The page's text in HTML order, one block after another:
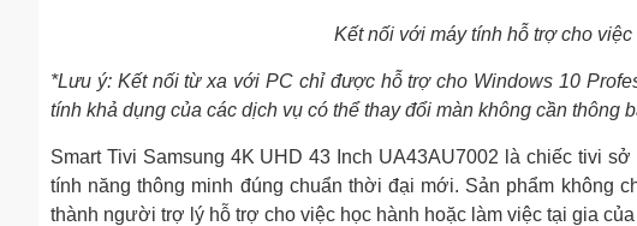
Kết nối với máy tính hỗ trợ cho
*Lưu ý: Kết nối từ xa với PC chỉ được hỗ trợ cho Windows 10
tính khả dụng của các dịch vụ có thể thay đổi màn không cần thông
Smart Tivi Samsung 4K UHD 43 Inch UA43AU7002 là chiếc tivi
tính năng thông minh đúng chuẩn thời đại mới. Sản phẩm không
thành người trợ lý hỗ trợ cho việc học hành hoặc làm việc tại gia